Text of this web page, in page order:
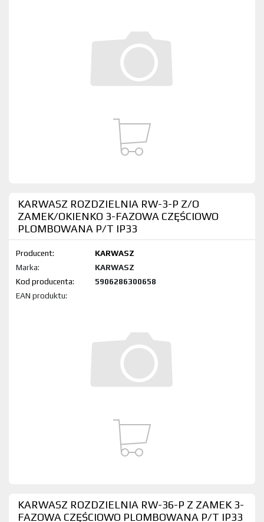
KARWASZ ROZDZIELNIA RW-3-P Z/O
ZAMEK/OKIENKO 3-FAZOWA CZĘŚCIOWO
PLOMBOWANA P/T IP33
Producent:
KARWASZ
Marka:
KARWASZ
Kod produktu:
5906286300658
EAN produktu:
KARWASZ ROZDZIELNIA RW-36-P Z ZAMEK 3-
FAZOWA CZĘŚCIOWO PLOMBOWANA P/T IP33